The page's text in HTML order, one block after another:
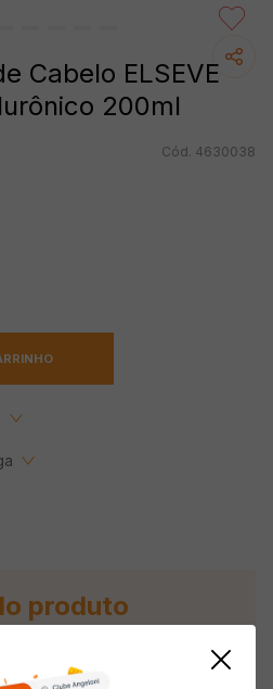
Cabelo ELSEVE
200ml
4630038
produto